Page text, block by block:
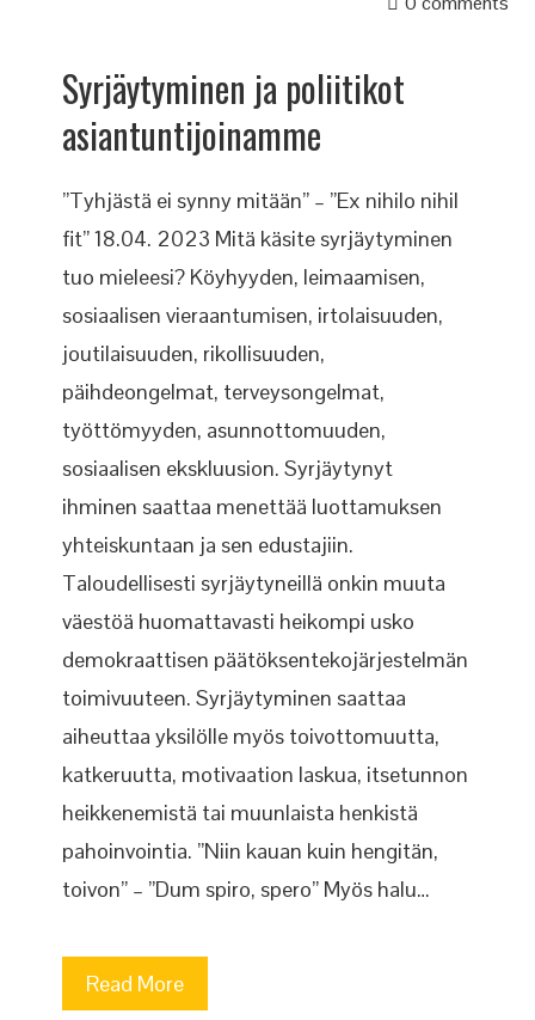
Syrjäytyminen ja poliitikot
asiantuntijoinamme
”Tyhjästä ei synny mitään” – ”Ex nihilo nihil
fit” 18.04. 2023 Mitä käsite syrjäytyminen
tuo mieleesi? Köyhyyden, leimaamisen,
sosiaalisen vieraantumisen, irtolaisuuden,
joutilaisuuden, rikollisuuden,
päihdeongelmat, terveysongelmat,
työttömyyden, asunnottomuuden,
sosiaalisen ekskluusion. Syrjäytynyt
ihminen saattaa menettää luottamuksen
yhteiskuntaan ja sen edustajiin.
Taloudellisesti syrjäytyneillä onkin muuta
väestöä huomattavasti heikompi usko
demokraattisen päätöksentekojärjestelmän
toimivuuteen. Syrjäytyminen saattaa
aiheuttaa yksilölle myös toivottomuutta,
katkeruutta, motivaation laskua, itsetunnon
heikkenemistä tai muunlaista henkistä
pahoinvointia. ”Niin kauan kuin hengitän,
toivon” – ”Dum spiro, spero” Myös halu…
Read More